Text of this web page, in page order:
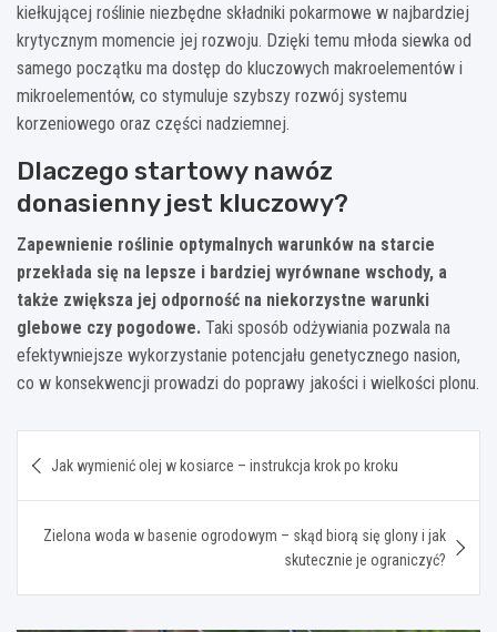
kiełkującej roślinie niezbędne składniki pokarmowe w najbardziej
krytycznym momencie jej rozwoju. Dzięki temu młoda siewka od
samego początku ma dostęp do kluczowych makroelementów i
mikroelementów, co stymuluje szybszy rozwój systemu
korzeniowego oraz części nadziemnej.
Dlaczego startowy nawóz
donasienny jest kluczowy?
Zapewnienie roślinie optymalnych warunków na starcie
przekłada się na lepsze i bardziej wyrównane wschody, a
także zwiększa jej odporność na niekorzystne warunki
glebowe czy pogodowe. Taki sposób odżywiania pozwala na
efektywniejsze wykorzystanie potencjału genetycznego nasion,
co w konsekwencji prowadzi do poprawy jakości i wielkości plonu.
wpisu
Jak wymienić olej w kosiarce – instrukcja krok po kroku
Zielona woda w basenie ogrodowym – skąd biorą się glony i jak
skutecznie je ograniczyć?